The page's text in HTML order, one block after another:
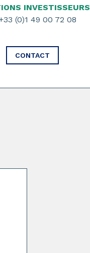
INVESTISSEURS
(0)1 49 00 72 08
CONTACT